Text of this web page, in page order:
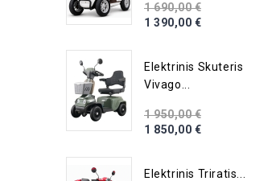
1 690,00 €
1 390,00 €
Elektrinis Skuteris
Vivago...
1 950,00 €
1 850,00 €
Elektrinis Triratis...